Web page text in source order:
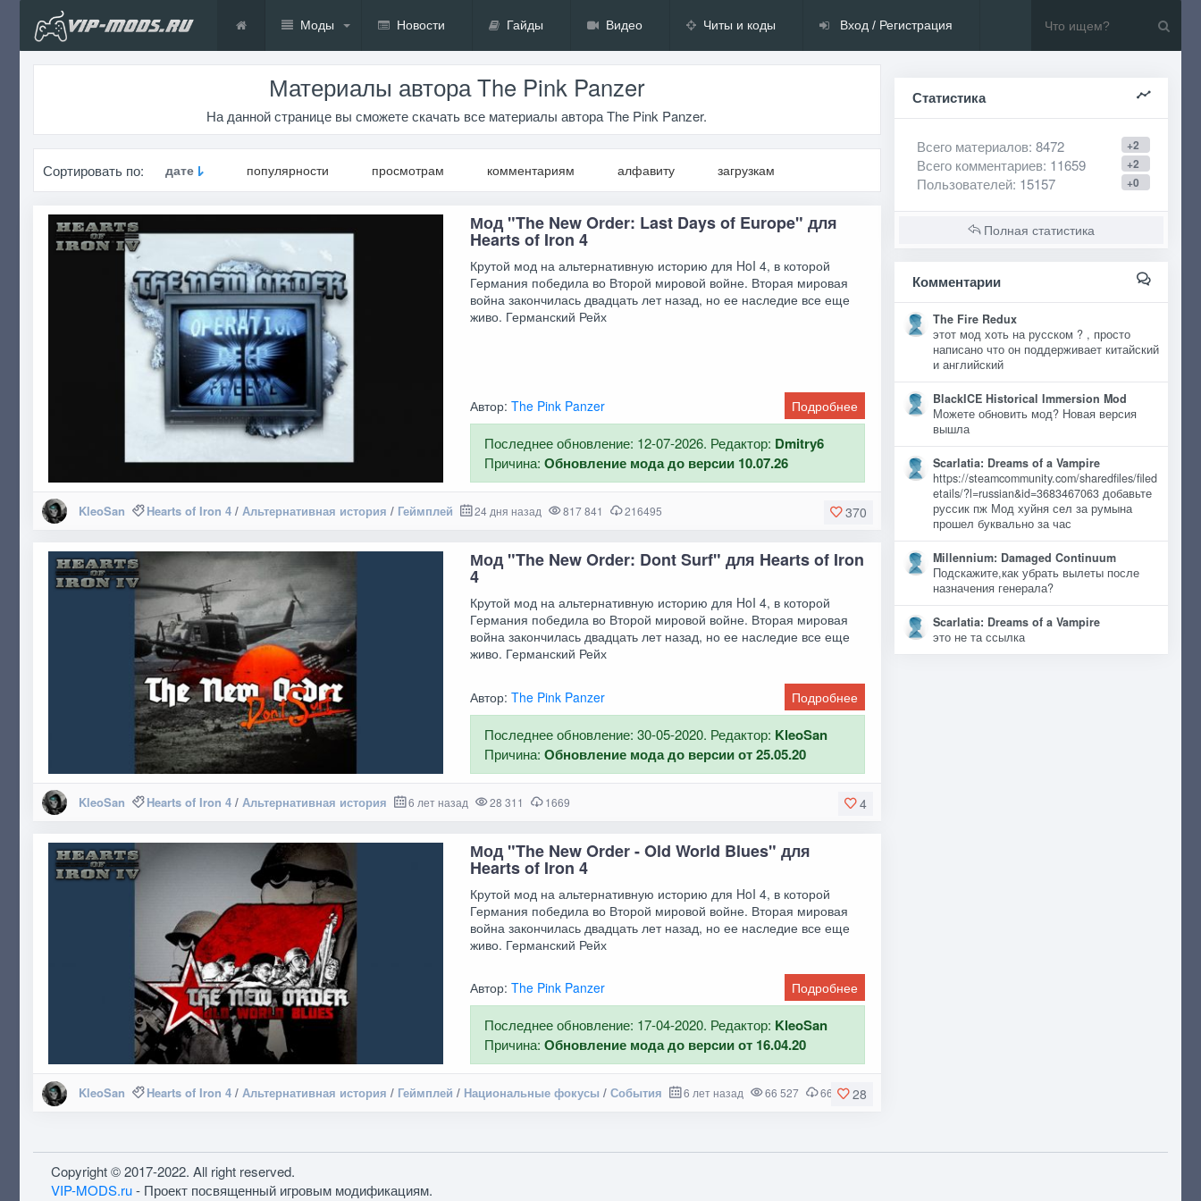
Моды Новости Гайды Видео Читы и коды Вход / Регистрация
Материалы автора The Pink Panzer
На данной странице вы сможете скачать все материалы автора The Pink Panzer.
Сортировать по: дате популярности просмотрам комментариям алфавиту загрузкам
Мод "The New Order: Last Days of Europe" для
Hearts of Iron 4
Крутой мод на альтернативную историю для HoI 4, в которой
Германия победила во Второй мировой войне. Вторая мировая
война закончилась двадцать лет назад, но ее наследие все еще
живо. Германский Рейх
Автор:The Pink Panzer Подробнее
Последнее обновление: 12-07-2026. Редактор: Dmitry6
Причина:Обновление мода до версии 10.07.26
370
KleoSan Hearts of Iron 4/ Альтернативная история / Геймплей 24 дня назад 817 841 216495
Мод "The New Order: Dont Surf" для Hearts of Iron
4
Крутой мод на альтернативную историю для HoI 4, в которой
Германия победила во Второй мировой войне. Вторая мировая
война закончилась двадцать лет назад, но ее наследие все еще
живо. Германский Рейх
Автор:The Pink Panzer Подробнее
Последнее обновление: 30-05-2020. Редактор: KleoSan
Причина:Обновление мода до версии от 25.05.20
4
KleoSan Hearts of Iron 4/ Альтернативная история 6 лет назад 28 311 1669
Мод "The New Order - Old World Blues" для
Hearts of Iron 4
Крутой мод на альтернативную историю для HoI 4, в которой
Германия победила во Второй мировой войне. Вторая мировая
война закончилась двадцать лет назад, но ее наследие все еще
живо. Германский Рейх
Автор:The Pink Panzer Подробнее
Последнее обновление: 17-04-2020. Редактор: KleoSan
Причина:Обновление мода до версии от 16.04.20
28
KleoSan Hearts of Iron 4/ Альтернативная история / Геймплей / Национальные фокусы / События 6 лет назад 66 527 6622
Статистика
+2
Всего материалов: 8472
+2
Всего комментариев: 11659
+0
Пользователей: 15157
Полная статистика
Комментарии
The Fire Redux
этот мод хоть на русском ? , просто
написано что он поддерживает китайский
и английский
BlackICE Historical Immersion Mod
Можете обновить мод? Новая версия
вышла
Scarlatia: Dreams of a Vampire
https://steamcommunity.com/sharedfiles/filed
etails/?l=russian&id=3683467063 добавьте
руссик пж Мод хуйня сел за румына
прошел буквально за час
Millennium: Damaged Continuum
Подскажите,как убрать вылеты после
назначения генерала?
Scarlatia: Dreams of a Vampire
это не та ссылка
Copyright © 2017-2022. All right reserved.
VIP-MODS.ru- Проект посвященный игровым модификациям.